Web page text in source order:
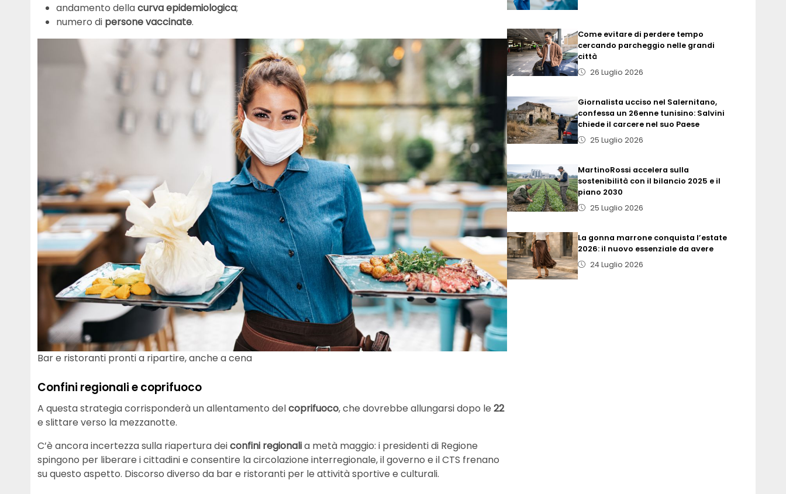
andamento dellacurva epidemiologica;
numero di persone vaccinate.
Bar e ristoranti pronti a ripartire, anche a cena
Confini regionali e coprifuoco
A questa strategia corrisponderà un allentamento delcoprifuoco, che dovrebbe allungarsi dopo le 22
e slittare verso la mezzanotte.
C’è ancora incertezza sulla riapertura deiconfini regionalia metà maggio: i presidenti di Regione
spingono per liberare i cittadini e consentire la circolazione interregionale, il governo e il CTS frenano
su questo aspetto. Discorso diverso da bar e ristoranti per le attività sportive e culturali.
Come evitare di perdere tempo
cercando parcheggio nelle grandi
città
26 Luglio 2026
Giornalista ucciso nel Salernitano,
confessa un 26enne tunisino: Salvini
chiede il carcere nel suo Paese
25 Luglio 2026
MartinoRossi accelera sulla
sostenibilità con il bilancio 2025 e il
piano 2030
25 Luglio 2026
La gonna marrone conquista l’estate
2026: il nuovo essenziale da avere
24 Luglio 2026